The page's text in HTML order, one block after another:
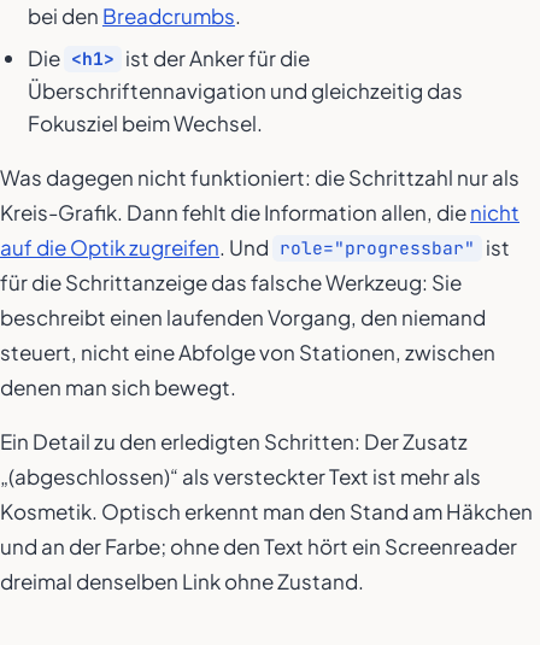
bei den Breadcrumbs.
Die <h1> ist der Anker für die
Überschriftennavigation und gleichzeitig das
Fokusziel beim Wechsel.
Was dagegen nicht funktioniert: die Schrittzahl nur als
Kreis-Grafik. Dann fehlt die Information allen, dienicht
auf die Optik zugreifen. Und role="progressbar"
ist
für die Schrittanzeige das falsche Werkzeug: Sie
beschreibt einen laufenden Vorgang, den niemand
steuert, nicht eine Abfolge von Stationen, zwischen
denen man sich bewegt.
Ein Detail zu den erledigten Schritten: Der Zusatz
„(abgeschlossen)“ als versteckter Text ist mehr als
Kosmetik. Optisch erkennt man den Stand am Häkchen
und an der Farbe; ohne den Text hört ein Screenreader
dreimal denselben Link ohne Zustand.